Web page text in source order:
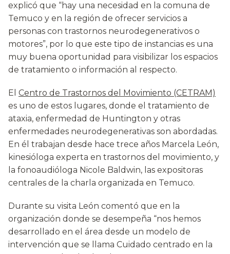
explicó que “hay una necesidad en la comuna de
Temuco y en la región de ofrecer servicios a
personas con trastornos neurodegenerativos o
motores”, por lo que este tipo de instancias es una
muy buena oportunidad para visibilizar los espacios
de tratamiento o información al respecto.
El Centro de Trastornos del Movimiento (CETRAM)
es uno de estos lugares, donde el tratamiento de
ataxia, enfermedad de Huntington y otras
enfermedades neurodegenerativas son abordadas.
En él trabajan desde hace trece años Marcela León,
kinesióloga experta en trastornos del movimiento, y
la fonoaudióloga Nicole Baldwin, las expositoras
centrales de la charla organizada en Temuco.
Durante su visita León comentó que en la
organización donde se desempeña “nos hemos
desarrollado en el área desde un modelo de
intervención que se llama Cuidado centrado en la